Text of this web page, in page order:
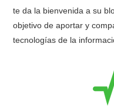
te da la bienvenida a su
objetivo de aportar y
tecnologías de la